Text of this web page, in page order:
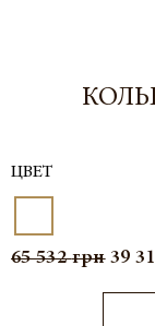
ЦВЕТ
65 532грн 39